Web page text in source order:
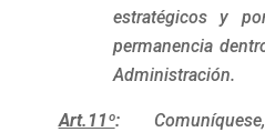
estratégicos y
permanencia
Administración.
Art.11º: